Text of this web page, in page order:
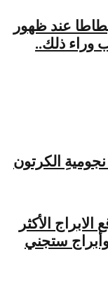
عند ظهور
وراء ذلك..
نجوميةِ الكرتون
الابراج الأكثر
وأبراج ستجني